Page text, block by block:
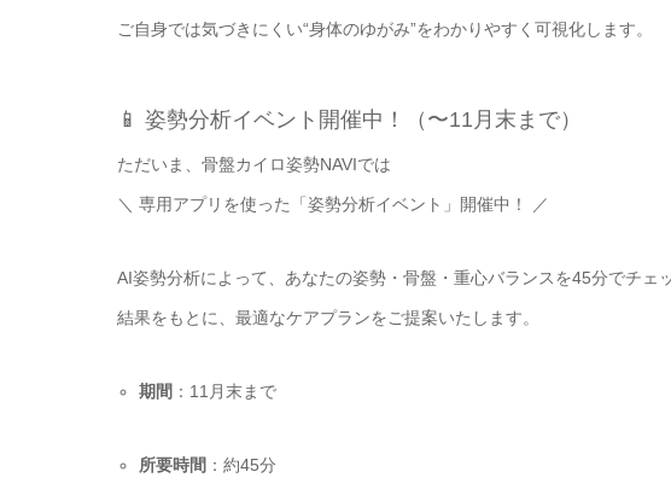
ご自身では気づきにくい“身体のゆがみ”をわかりやすく可視化します。
📱 姿勢分析イベント開催中！（〜11月末まで）
ただいま、骨盤カイロ姿勢NAVIでは
＼ 専用アプリを使った「姿勢分析イベント」開催中！ ／
AI姿勢分析によって、あなたの姿勢・骨盤・重心バランスを45分でチェッ
結果をもとに、最適なケアプランをご提案いたします。
期間 ：11月末まで
所要時間 ：約45分